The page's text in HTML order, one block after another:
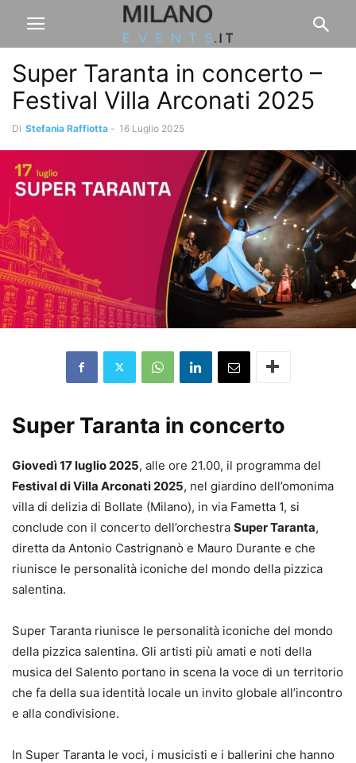
Super Taranta in concerto –
Festival Villa Arconati 2025
Di Stefania Raffiotta - 16 Luglio 2025
Super Taranta in concerto
Giovedì 17 luglio 2025, alle ore 21.00, il programma del
Festival di Villa Arconati 2025, nel giardino dell’omonima
villa di delizia di Bollate (Milano), in via Fametta 1, si
conclude con il concerto dell’orchestra Super Taranta,
diretta da Antonio Castrignanò e Mauro Durante e che
riunisce le personalità iconiche del mondo della pizzica
salentina.
Super Taranta riunisce le personalità iconiche del mondo
della pizzica salentina. Gli artisti più amati e noti della
musica del Salento portano in scena la voce di un territorio
che fa della sua identità locale un invito globale all’incontro
e alla condivisione.
In Super Taranta le voci, i musicisti e i ballerini che hanno